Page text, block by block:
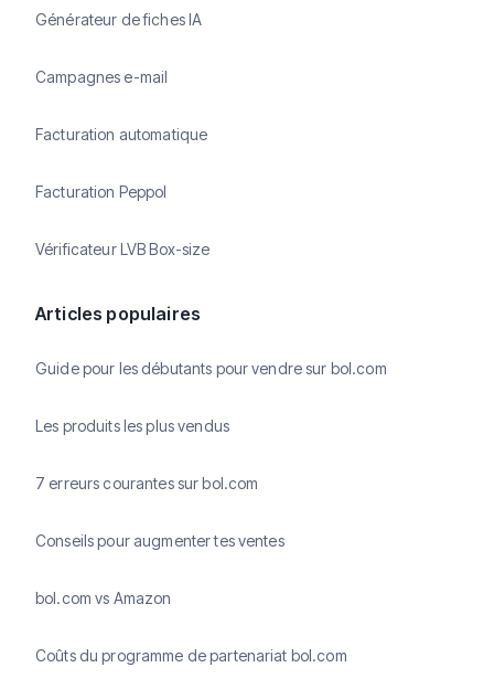
Générateur de fiches IA
Campagnes e-mail
Facturation automatique
Facturation Peppol
Vérificateur LVB Box-size
Articles populaires
Guide pour les débutants pour vendre sur bol.com
Les produits les plus vendus
7 erreurs courantes sur bol.com
Conseils pour augmenter tes ventes
bol.com vs Amazon
Coûts du programme de partenariat bol.com